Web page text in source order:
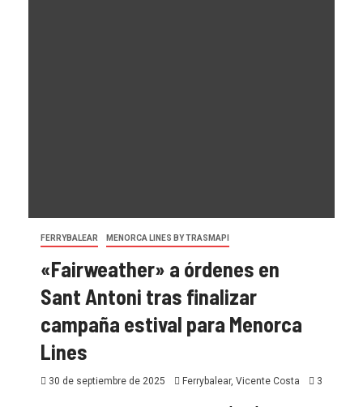
FERRYBALEAR MENORCA LINES BY TRASMAPI
«Fairweather» a órdenes en
Sant Antoni tras finalizar
campaña estival para Menorca
Lines
30 de septiembre de 2025 Ferrybalear, Vicente Costa 3